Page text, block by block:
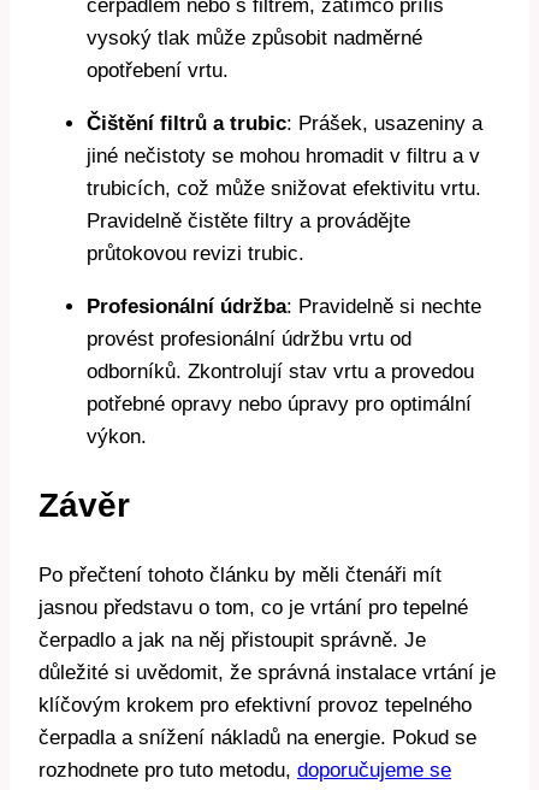
čerpadlem nebo s filtrem, zatímco příliš
vysoký tlak může způsobit nadměrné
opotřebení vrtu.
Čištění filtrů a trubic: Prášek, usazeniny a
jiné nečistoty se mohou hromadit v filtru a v
trubicích, což může snižovat efektivitu vrtu.
Pravidelně čistěte filtry a provádějte
průtokovou revizi trubic.
Profesionální údržba: Pravidelně si nechte
provést profesionální údržbu vrtu od
odborníků. Zkontrolují stav vrtu a provedou
potřebné opravy nebo úpravy pro optimální
výkon.
Závěr
Po přečtení tohoto článku by měli čtenáři mít
jasnou představu o tom, co je vrtání pro tepelné
čerpadlo a jak na něj přistoupit správně. Je
důležité si uvědomit, že správná instalace vrtání je
klíčovým krokem pro efektivní provoz tepelného
čerpadla a snížení nákladů na energie. Pokud se
rozhodnete pro tuto metodu, doporučujeme se